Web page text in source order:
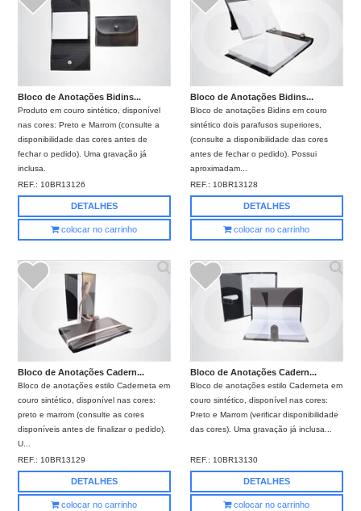
Bloco de Anotações Bidins...
Produto em couro sintético, disponível
nas cores: Preto e Marrom (consulte a
disponibilidade das cores antes de
fechar o pedido). Uma gravação já
inclusa.
REF.: 10BR13126
DETALHES
colocar no carrinho
Bloco de Anotações Bidins...
Bloco de anotações Bidins em couro
sintético dois parafusos superiores,
(consulte a disponibilidade das cores
antes de fechar o pedido). Possui
aproximadam...
REF.: 10BR13128
DETALHES
colocar no carrinho
Bloco de Anotações Cadern...
Bloco de anotações estilo Caderneta em
couro sintético, disponível nas cores:
preto e marrom (consulte as cores
disponíveis antes de finalizar o pedido).
U...
REF.:10BR13129
DETALHES
colocar no carrinho
Bloco de Anotações Cadern...
Bloco de anotações estilo Caderneta em
couro sintético, disponível nas cores:
Preto e Marrom (verificar disponibilidade
das cores). Uma gravação já inclusa...
REF.:10BR13130
DETALHES
colocar no carrinho